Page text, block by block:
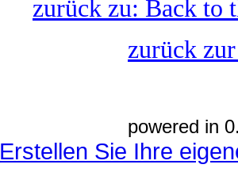
zurück zu: Back to
zurück
powered in
Erstellen Sie Ihre